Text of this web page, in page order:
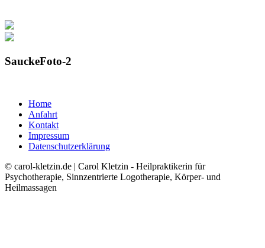
SauckeFoto-2
Home
Anfahrt
Kontakt
Impressum
Datenschutzerklärung
© carol-kletzin.de | Carol Kletzin - Heilpraktikerin für
Psychotherapie, Sinnzentrierte Logotherapie, Körper- und
Heilmassagen